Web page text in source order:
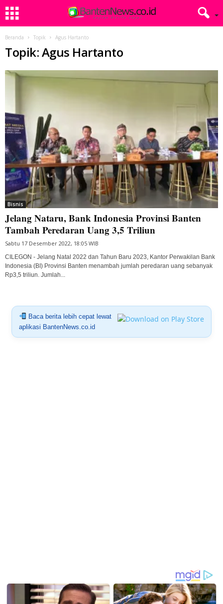
Beranda Topik Agus Hartanto
Topik: Agus Hartanto
Bisnis
Jelang Nataru, Bank Indonesia Provinsi Banten
Tambah Peredaran Uang 3,5 Triliun
Sabtu 17 Desember 2022, 18:05 WIB
CILEGON - Jelang Natal 2022 dan Tahun Baru 2023, Kantor Perwakilan Bank
Indonesia (BI) Provinsi Banten menambah jumlah peredaran uang sebanyak
Rp3,5 triliun. Jumlah...
Baca berita lebih cepat lewat
aplikasi BantenNews.co.id